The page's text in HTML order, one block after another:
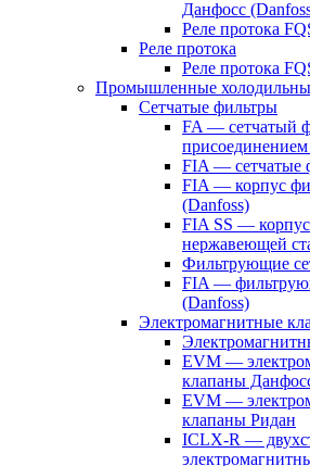
Данфосс
Реле протока
Реле протока
Реле протока
Промышленные
Сетчатые фильтры
FA — сетчатый
FIA — сетчатые
FIA — корпус
(Danfoss)
FIA SS — корпус
нержавеющей
Фильтрующие
FIA —
(Danfoss)
Электромагнитные
EVM —
клапаны
EVM —
клапаны Ридан
ICLX-R —